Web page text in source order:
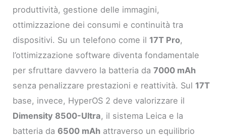
produttività, gestione delle immagini,
ottimizzazione dei consumi e continuità tra
dispositivi. Su un telefono come il 17T Pro,
l’ottimizzazione software diventa fondamentale
per sfruttare davvero la batteria da7000 mAh
senza penalizzare prestazioni e reattività. Sul 17T
base, invece, HyperOS 2 deve valorizzare il
Dimensity 8500-Ultra, il sistema Leica e la
batteria da6500 mAh attraverso un equilibrio